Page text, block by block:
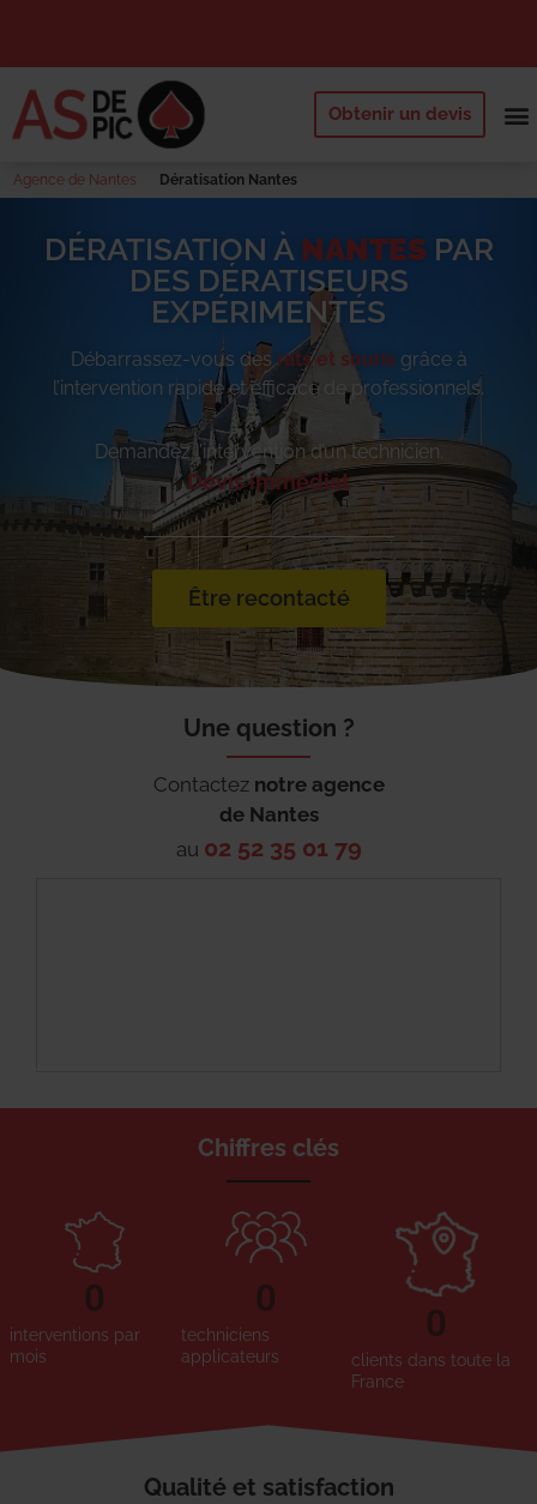
Obtenir un devis
Agence de Nantes Dératisation Nantes
DÉRATISATION À NANTES PAR
DES DÉRATISEURS
EXPÉRIMENTÉS
Débarrassez-vous desrats et souris grâce à
l’intervention rapide et efficace de professionnels.
Demandez l’intervention d’un technicien.
Devis immédiat
Être recontacté
Une question ?
Contactez notre agence
de Nantes
au 02 52 35 01 79
Chiffres clés
interventions par
mois
0
techniciens
applicateurs
0
clients dans toute la
France
0
Qualité et satisfaction